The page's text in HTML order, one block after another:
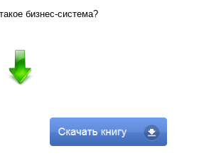
бизнес-система?